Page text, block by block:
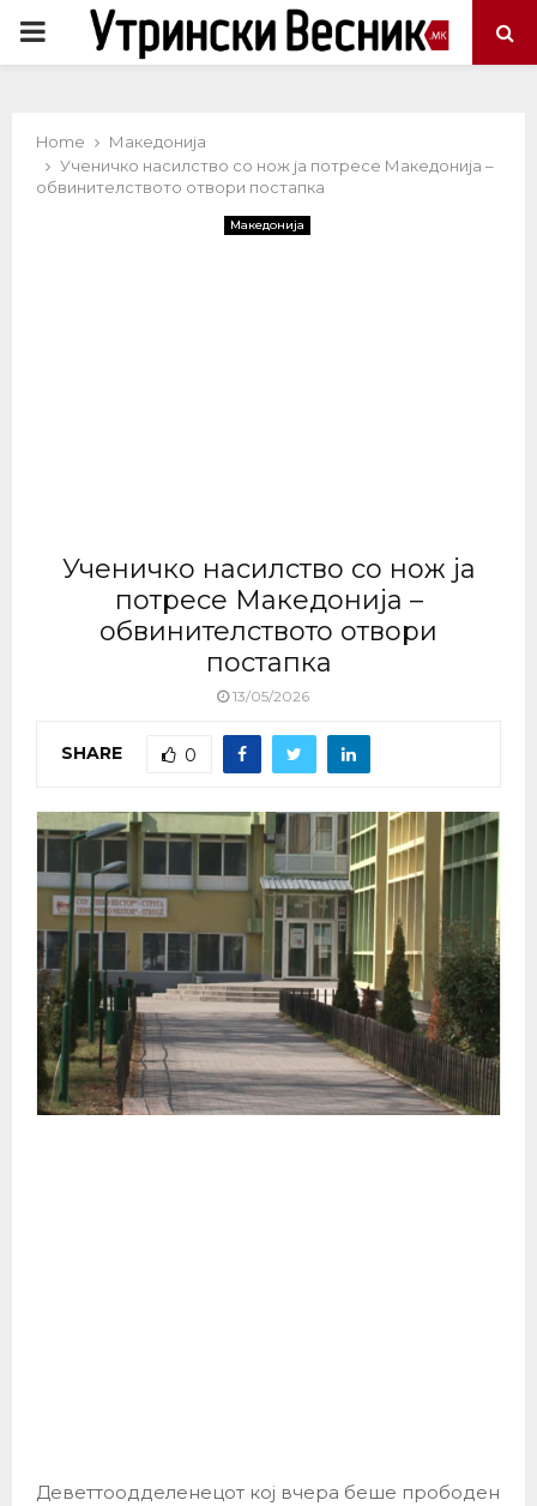
PRIMARY
Home
Македонија
Ученичко насилство со нож ја потресе Македонија –
обвинителството отвори постапка
Македонија
Ученичко насилство со нож ја
потресе Македонија –
обвинителството отвори
постапка
13/05/2026
SHARE 0
Деветтоодделенецот кој вчера беше прободен